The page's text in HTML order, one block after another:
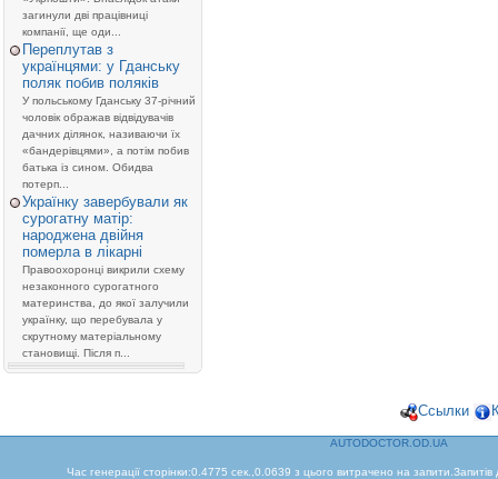
загинули дві працівниці
компанії, ще оди...
Переплутав з
українцями: у Гданську
поляк побив поляків
У польському Гданську 37-річний
чоловік ображав відвідувачів
дачних ділянок, називаючи їх
«бандерівцями», а потім побив
батька із сином. Обидва
потерп...
Українку завербували як
сурогатну матір:
народжена двійня
померла в лікарні
Правоохоронці викрили схему
незаконного сурогатного
материнства, до якої залучили
українку, що перебувала у
скрутному матеріальному
становищі. Після п...
Ссылки
AUTODOCTOR.OD.UA
Час генерації сторінки:0.4775 сек.,0.0639 з цього витрачено на